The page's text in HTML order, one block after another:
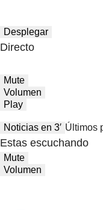
Desplegar
Directo
Mute
Volumen
Play
Noticias en 3′ Últimos
Estas escuchando
Mute
Volumen